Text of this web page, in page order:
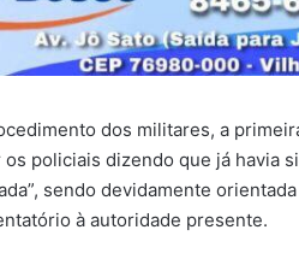
dos militares, a
policiais dizendo que já havia
sendo devidamente
à autoridade presente.